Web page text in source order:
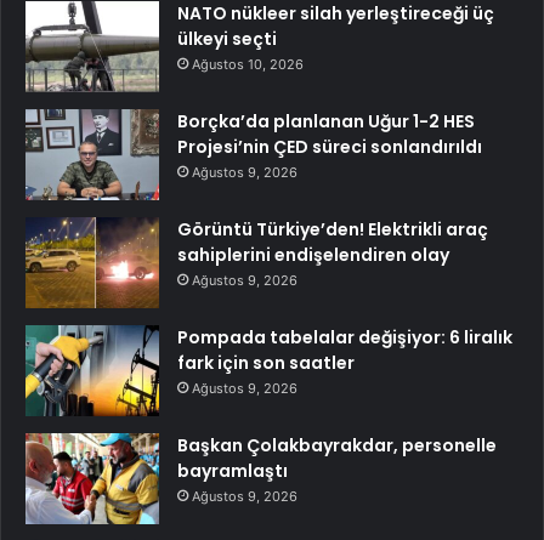
NATO nükleer silah yerleştireceği üç
ülkeyi seçti
Ağustos 10, 2026
Borçka’da planlanan Uğur 1-2 HES
Projesi’nin ÇED süreci sonlandırıldı
Ağustos 9, 2026
Görüntü Türkiye’den! Elektrikli araç
sahiplerini endişelendiren olay
Ağustos 9, 2026
Pompada tabelalar değişiyor: 6 liralık
fark için son saatler
Ağustos 9, 2026
Başkan Çolakbayrakdar, personelle
bayramlaştı
Ağustos 9, 2026